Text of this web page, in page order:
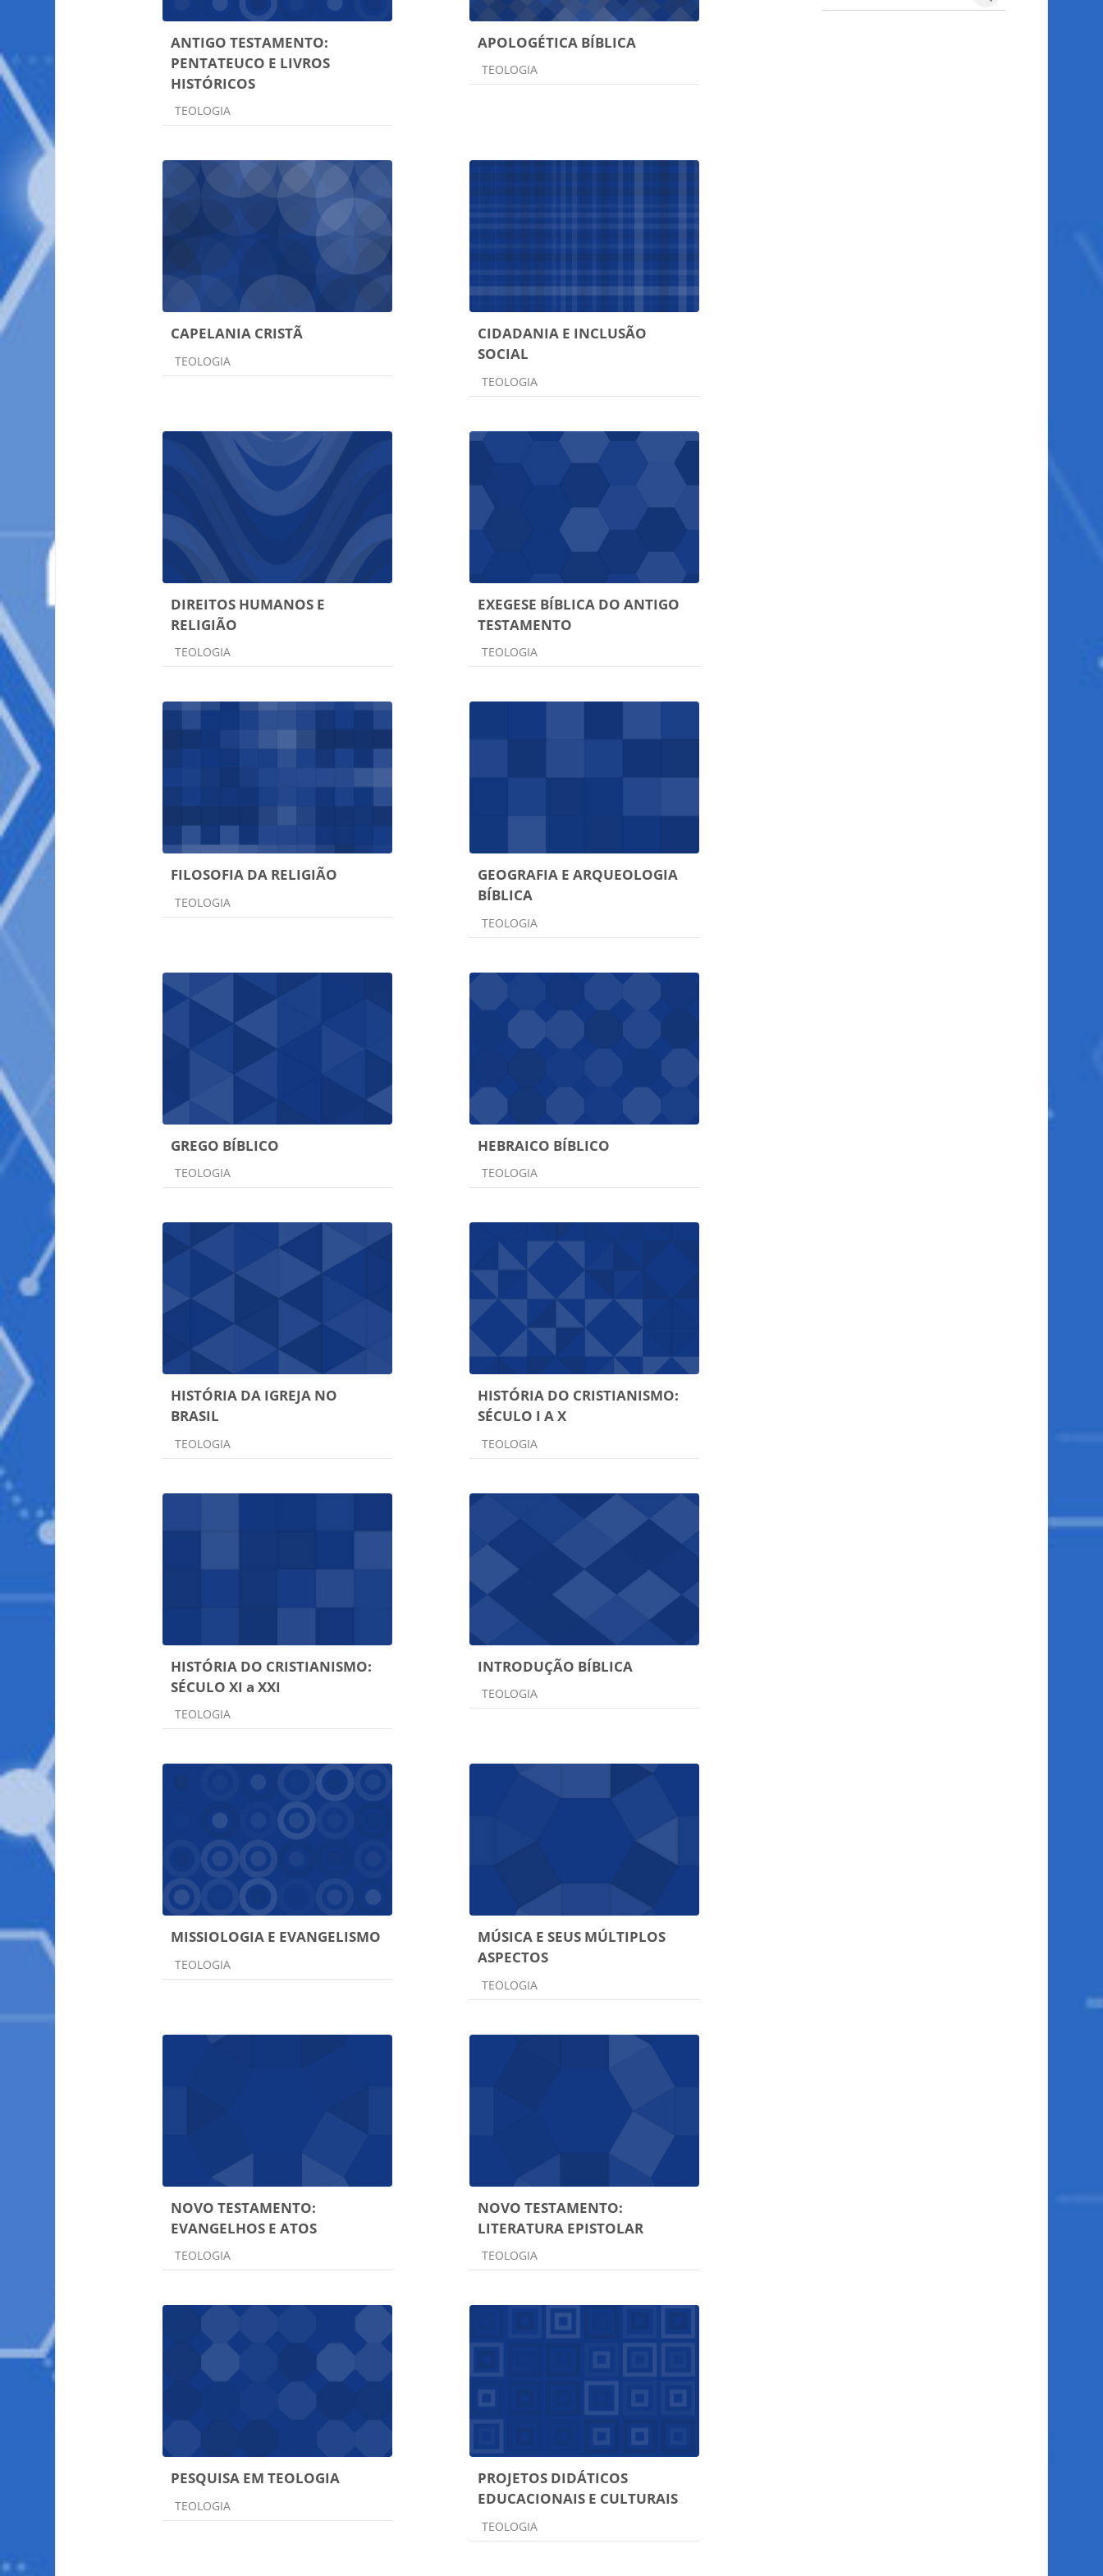
ANTIGO TESTAMENTO:
PENTATEUCO E LIVROS
HISTÓRICOS
Categoria do curso
TEOLOGIA
APOLOGÉTICA BÍBLICA
Categoria do curso
TEOLOGIA
CAPELANIA CRISTÃ
Categoria do curso
TEOLOGIA
CIDADANIA E INCLUSÃO
SOCIAL
Categoria do curso
TEOLOGIA
DIREITOS HUMANOS E
RELIGIÃO
Categoria do curso
TEOLOGIA
EXEGESE BÍBLICA DO ANTIGO
TESTAMENTO
Categoria do curso
TEOLOGIA
FILOSOFIA DA RELIGIÃO
Categoria do curso
TEOLOGIA
GEOGRAFIA E ARQUEOLOGIA
BÍBLICA
Categoria do curso
TEOLOGIA
GREGO BÍBLICO
Categoria do curso
TEOLOGIA
HEBRAICO BÍBLICO
Categoria do curso
TEOLOGIA
HISTÓRIA DA IGREJA NO
BRASIL
Categoria do curso
TEOLOGIA
HISTÓRIA DO CRISTIANISMO:
SÉCULO I A X
Categoria do curso
TEOLOGIA
HISTÓRIA DO CRISTIANISMO:
SÉCULO XI a XXI
Categoria do curso
TEOLOGIA
INTRODUÇÃO BÍBLICA
Categoria do curso
TEOLOGIA
MISSIOLOGIA E EVANGELISMO
Categoria do curso
TEOLOGIA
MÚSICA E SEUS MÚLTIPLOS
ASPECTOS
Categoria do curso
TEOLOGIA
NOVO TESTAMENTO:
EVANGELHOS E ATOS
Categoria do curso
TEOLOGIA
NOVO TESTAMENTO:
LITERATURA EPISTOLAR
Categoria do curso
TEOLOGIA
PESQUISA EM TEOLOGIA
Categoria do curso
TEOLOGIA
PROJETOS DIDÁTICOS
EDUCACIONAIS E CULTURAIS
Categoria do curso
TEOLOGIA
Search courses